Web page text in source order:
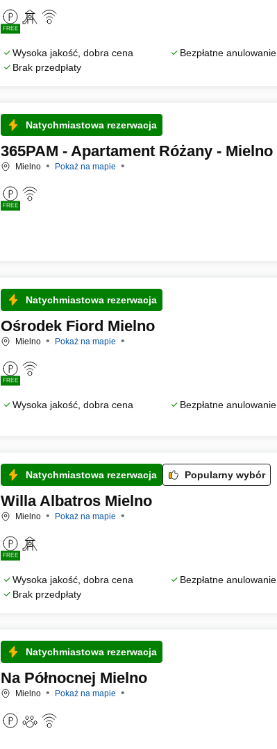
FREE
Wysoka jakość, dobra cena
Bezpłatne anulowanie
Brak przedpłaty
Natychmiastowa rezerwacja
365PAM - Apartament Różany - Mielno
Mielno Pokaż na mapie
FREE
Natychmiastowa rezerwacja
Ośrodek Fiord Mielno
Mielno Pokaż na mapie
FREE
Wysoka jakość, dobra cena Bezpłatne anulowanie
Natychmiastowa rezerwacja Popularny wybór
Willa Albatros Mielno
Mielno Pokaż na mapie
FREE
Wysoka jakość, dobra cena
Bezpłatne anulowanie
Brak przedpłaty
Natychmiastowa rezerwacja
Na Północnej Mielno
Mielno Pokaż na mapie